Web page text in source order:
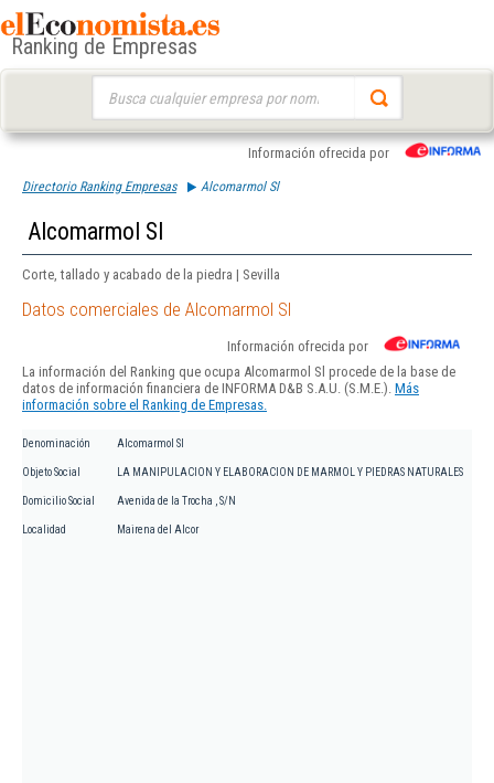
Ranking de Empresas
Información ofrecida por
Directorio Ranking Empresas Alcomarmol Sl
Alcomarmol Sl
Corte, tallado y acabado de la piedra | Sevilla
Datos comerciales de Alcomarmol Sl
Información ofrecida por
La información del Ranking que ocupa Alcomarmol Sl procede de la base de
datos de información financiera de INFORMA D&B S.A.U. (S.M.E.). Más
información sobre el Ranking de Empresas.
Denominación Alcomarmol Sl
Objeto Social LA MANIPULACION Y ELABORACION DE MARMOL Y PIEDRAS NATURALES
Domicilio Social Avenida de la Trocha , S/N
Localidad Mairena del Alcor